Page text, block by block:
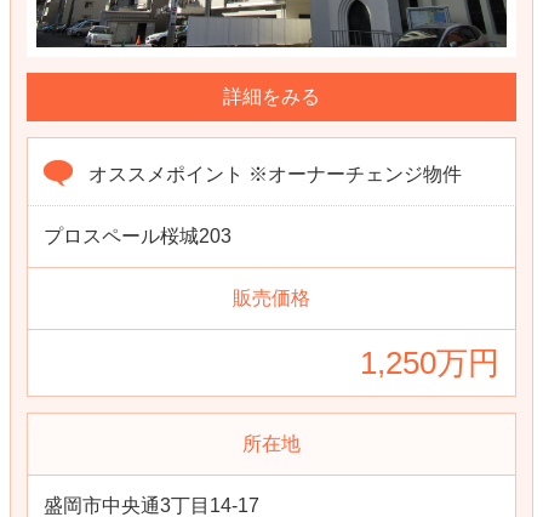
詳細をみる
オススメポイント ※オーナーチェンジ物件
プロスペール桜城203
販売価格
1,250万円
所在地
盛岡市中央通3丁目14-17